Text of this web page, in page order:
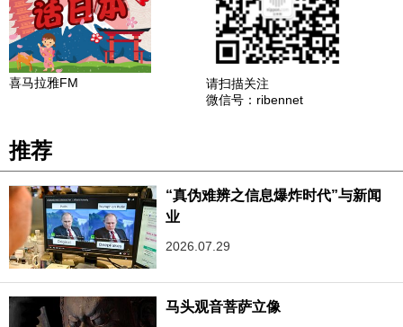
喜马拉雅FM
请扫描关注
微信号：ribennet
推荐
“真伪难辨之信息爆炸时代”与新闻
业
2026.07.29
马头观音菩萨立像